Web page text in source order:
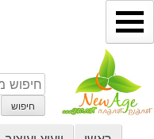
דילוג
לתוכן
חיפוש
עבור:
חיפוש